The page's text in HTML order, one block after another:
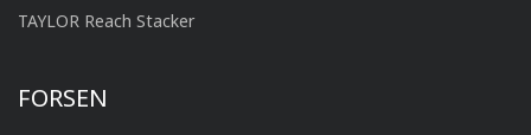
TAYLOR Reach Stacker
FORSEN